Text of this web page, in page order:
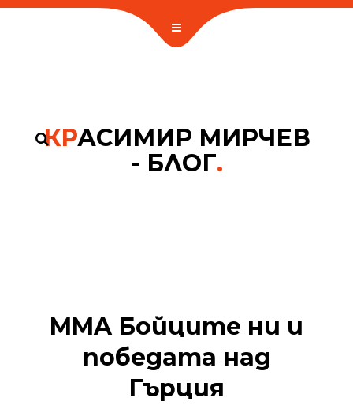
КРАСИМИР МИРЧЕВ
- БЛОГ.
MMA Бойците ни и
победата над
Гърция